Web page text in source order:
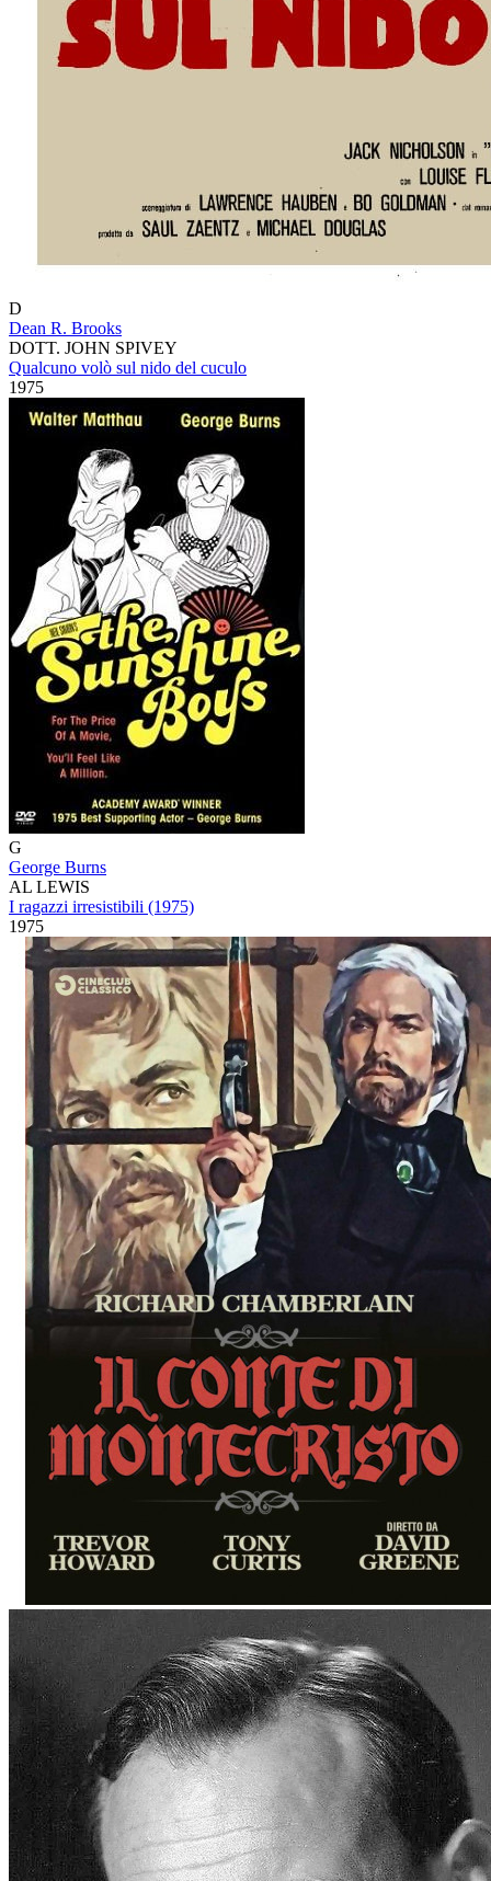
D
Dean R. Brooks
DOTT. JOHN SPIVEY
Qualcuno volò sul nido del cuculo
1975
G
George Burns
AL LEWIS
I ragazzi irresistibili (1975)
1975